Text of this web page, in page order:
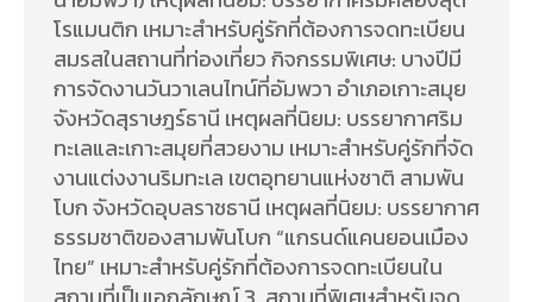
โรแมนติก เหมาะสำหรับคู่รักที่ต้องการจดทะเบียน
สมรสในสถานที่ท่องเที่ยว กิจกรรมพิเศษ: บางปีมี
การจัดงานวันวาเลนไทน์ที่อัมพวา อำเภอเกาะสมุย
จังหวัดสุราษฎร์ธานี เหตุผลที่นิยม: บรรยากาศริม
ทะเลและเกาะสมุยที่สวยงาม เหมาะสำหรับคู่รักที่จัด
งานแต่งงานริมทะเล เขตอุทยานแห่งชาติ สามพัน
โบก จังหวัดอุบลราชธานี เหตุผลที่นิยม: บรรยากาศ
ธรรมชาติของสามพันโบก “แกรนด์แคนยอนเมือง
ไทย” เหมาะสำหรับคู่รักที่ต้องการจดทะเบียนใน